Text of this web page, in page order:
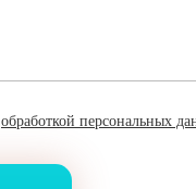
обработкой персональных